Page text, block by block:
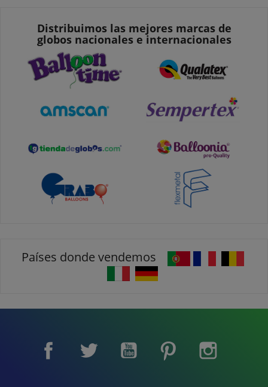
Distribuimos las mejores marcas de
globos nacionales e internacionales
Países donde vendemos
Facebook Twitter YouTube Pinterest